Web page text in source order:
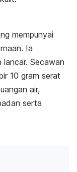
mempunyai
Ia
lancar. Secawan
10 gram serat
air,
serta